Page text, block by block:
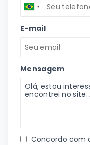
E-mail
Mensagem
Concordo com